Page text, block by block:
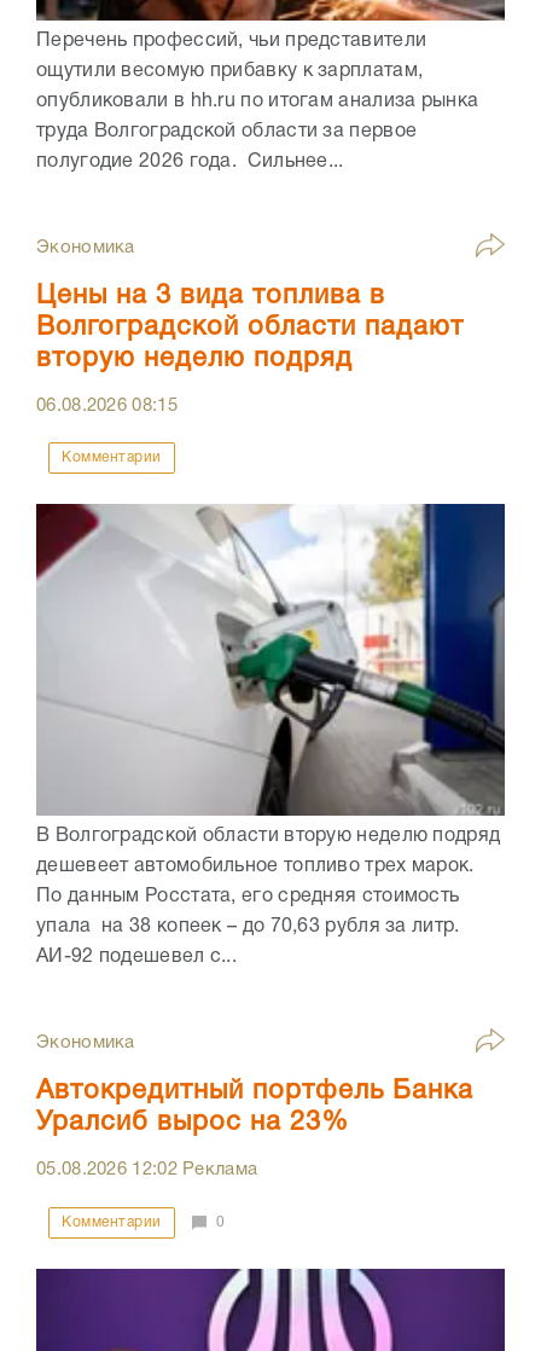
Перечень профессий, чьи представители
ощутили весомую прибавку к зарплатам,
опубликовали в hh.ru по итогам анализа рынка
труда Волгоградской области за первое
полугодие 2026 года. Сильнее...
Экономика
Цены на 3 вида топлива в
Волгоградской области падают
вторую неделю подряд
06.08.202608:15
Комментарии
В Волгоградской области вторую неделю подряд
дешевеет автомобильное топливо трех марок.
По данным Росстата, его средняя стоимость
упала на 38 копеек – до 70,63 рубля за литр.
АИ-92 подешевел с...
Экономика
Автокредитный портфель Банка
Уралсиб вырос на 23%
05.08.2026 12:02Реклама
Комментарии 0